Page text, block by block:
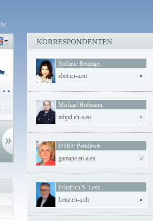
KORRESPONDENTEN
Stefanie Bettinger
sbet.en-a.eu
Michael Hofmann
mhpd.en-a.eu
DTKfr Perklitsch
gamape.en-a.eu
Friedrich S. Lenz
Lenz.en-a.ch